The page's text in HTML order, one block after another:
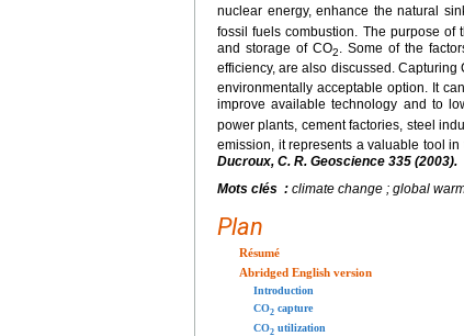
nuclear energy, enhance the natural
fossil fuels combustion. The purpose
and storage of CO2
. Some of the
efficiency, are also discussed. Capturing
environmentally acceptable option. It
improve available technology and to
power plants, cement factories, steel
emission, it represents a valuable tool
Ducroux, C. R. Geoscience 335 (2003).
Mots clés : climate change ; global
Plan
Résumé
Abridged English version
Introduction
CO2 capture
CO2 utilization